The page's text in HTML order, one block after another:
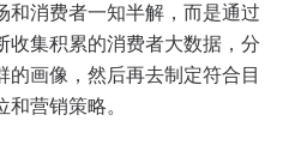
和消费者一知半解，而是通过
收集积累的消费者大数据，分
画像，然后再去制定符合目
营销策略。